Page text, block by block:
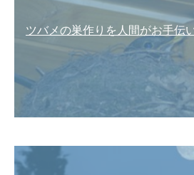
ツバメの巣作りを人間がお手伝